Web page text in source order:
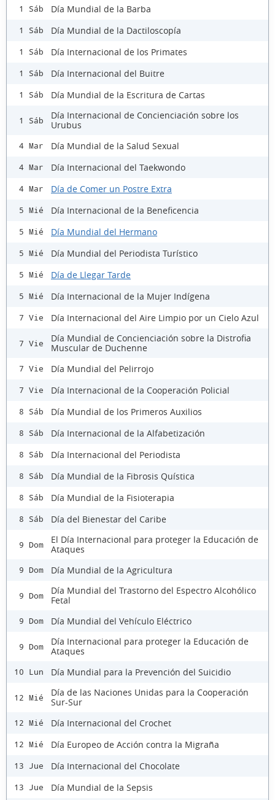
1 Sáb Día Mundial de la Barba
1 Sáb Día Mundial de la Dactiloscopía
1 Sáb Día Internacional de los Primates
1 Sáb Día Internacional del Buitre
1 Sáb Día Mundial de la Escritura de Cartas
1 Sáb
Día Internacional de Concienciación sobre los
Urubus
4 Mar Día Mundial de la Salud Sexual
4 Mar Día Internacional del Taekwondo
4 Mar Día de Comer un Postre Extra
5 Mié Día Internacional de la Beneficencia
5 Mié Día Mundial del Hermano
5 Mié Día Mundial del Periodista Turístico
5 Mié Día de Llegar Tarde
5 Mié Día Internacional de la Mujer Indígena
7 Vie Día Internacional del Aire Limpio por un Cielo Azul
7 Vie
Día Mundial de Concienciación sobre la Distrofia
Muscular de Duchenne
7 Vie Día Mundial del Pelirrojo
7 Vie Día Internacional de la Cooperación Policial
8 Sáb Día Mundial de los Primeros Auxilios
8 Sáb Día Internacional de la Alfabetización
8 Sáb Día Internacional del Periodista
8 Sáb Día Mundial de la Fibrosis Quística
8 Sáb Día Mundial de la Fisioterapia
8 Sáb Día del Bienestar del Caribe
9 Dom
El Día Internacional para proteger la Educación de
Ataques
9 Dom Día Mundial de la Agricultura
9 Dom
Día Mundial del Trastorno del Espectro Alcohólico
Fetal
9 Dom Día Mundial del Vehículo Eléctrico
9 Dom
Día Internacional para proteger la Educación de
Ataques
10 Lun Día Mundial para la Prevención del Suicidio
12 Mié
Día de las Naciones Unidas para la Cooperación
Sur-Sur
12 Mié Día Internacional del Crochet
12 Mié Día Europeo de Acción contra la Migraña
13 Jue Día Internacional del Chocolate
13 Jue Día Mundial de la Sepsis